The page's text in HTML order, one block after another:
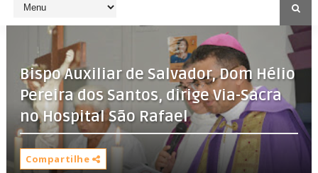
Bispo Auxiliar de Salvador, Dom Hélio
Pereira dos Santos, dirige Via-Sacra
no Hospital São Rafael
Compartilhe